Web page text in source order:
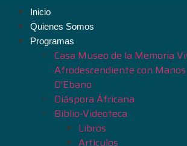
Inicio
Quienes Somos
Programas
Casa Museo de la Memoria
Afrodescendiente con Manos
D’Ebano
Diáspora Áfricana
Biblio-Videoteca
Libros
Artículos